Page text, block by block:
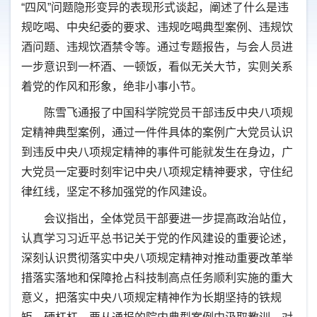
“四风”问题隐形变异的表现形式谈起，阐述了什么是违
规吃喝、中央纪委的要求、违规吃喝典型案例、违规饮
酒问题、违规饮酒禁令等。通过专题报告，与会人员进
一步意识到一杯酒、一顿饭，看似无关大节，实则关系
着党的作风和形象，绝非小事小节。
陈雪飞通报了中国科学院党员干部违反中央八项规
定精神典型案例，通过一件件具体的案例广大党员认识
到违反中央八项规定精神的事件可能就发生在身边，广
大党员一定要时刻牢记中央八项规定精神要求，守住纪
律红线，坚定不移加强党的作风建设。
会议指出，全体党员干部要进一步提高政治站位，
认真学习习近平总书记关于党的作风建设的重要论述，
深刻认识贯彻落实中央八项规定精神对推动重要改革举
措落实落地和保障抢占科技制高点任务顺利实施的重大
意义，把落实中央八项规定精神作为长期坚持的铁规